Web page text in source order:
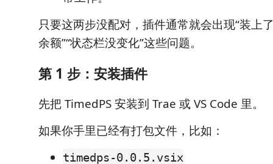
只要这两步没配对，插件通常就会出现“装上
余额”“状态栏没变化”这些问题。
第 1 步：安装插件
先把 TimedPS 安装到 Trae 或 VS Code 里。
如果你手里已经有打包文件，比如：
timedps-0.0.5.vsix